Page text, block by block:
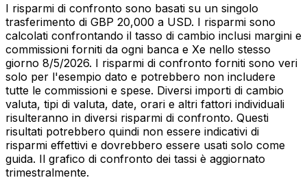
I risparmi di confronto sono basati su un singolo
trasferimento di GBP 20,000 a USD. I risparmi sono
calcolati confrontando il tasso di cambio inclusi margini e
commissioni forniti da ogni banca e Xe nello stesso
giorno 8/5/2026. I risparmi di confronto forniti sono veri
solo per l'esempio dato e potrebbero non includere
tutte le commissioni e spese. Diversi importi di cambio
valuta, tipi di valuta, date, orari e altri fattori individuali
risulteranno in diversi risparmi di confronto. Questi
risultati potrebbero quindi non essere indicativi di
risparmi effettivi e dovrebbero essere usati solo come
guida. Il grafico di confronto dei tassi è aggiornato
trimestralmente.